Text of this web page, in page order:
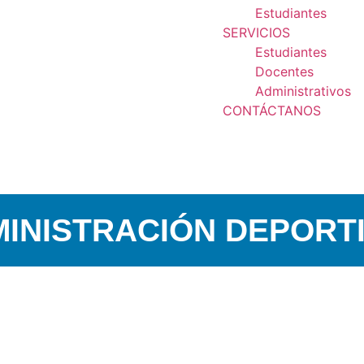
Estudiantes
SERVICIOS
Estudiantes
Docentes
Administrativos
CONTÁCTANOS